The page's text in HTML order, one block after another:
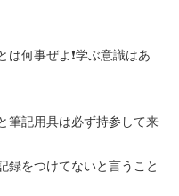
何事ぜよ❗学ぶ意識はあ
筆記用具は必ず持参して来
録をつけてないと言うこと